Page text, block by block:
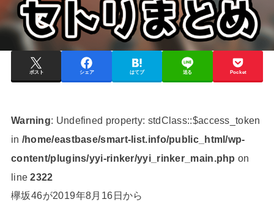
ポスト シェア はてブ 送る Pocket
Warning: Undefined property: stdClass::$access_token
in /home/eastbase/smart-list.info/public_html/wp-
content/plugins/yyi-rinker/yyi_rinker_main.php on
line2322
欅坂46が2019年8月16日から